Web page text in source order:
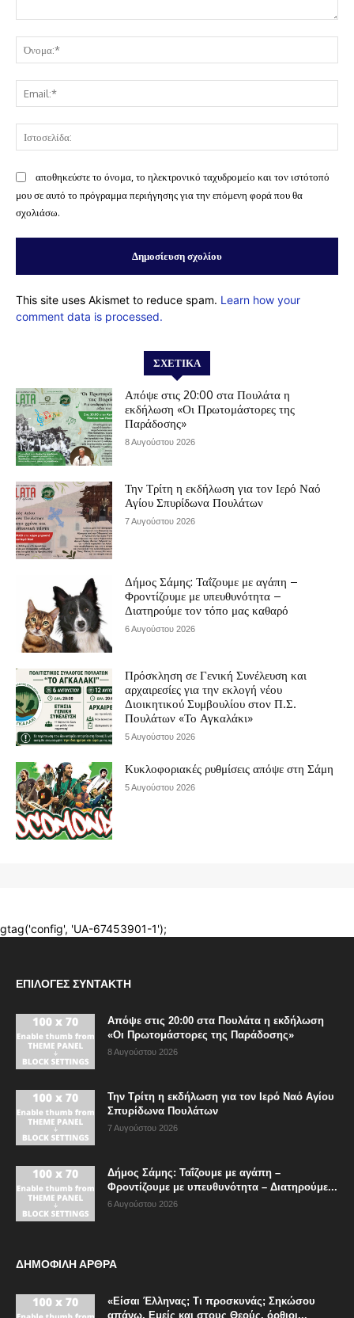
ΕΠΙΛΟΓΈΣ ΣΥΝΤΆΚΤΗ
Απόψε στις 20:00 στα Πουλάτα η εκδήλωση
«Οι Πρωτομάστορες της Παράδοσης»
8 Αυγούστου 2026
Την Τρίτη η εκδήλωση για τον Ιερό Ναό Αγίου
Σπυρίδωνα Πουλάτων
7 Αυγούστου 2026
Δήμος Σάμης: Ταΐζουμε με αγάπη –
Φροντίζουμε με υπευθυνότητα – Διατηρούμε...
6 Αυγούστου 2026
ΔΗΜΟΦΙΛΗ ΑΡΘΡΑ
«Είσαι Έλληνας; Τι προσκυνάς; Σηκώσου
απάνω. Εμείς και στους Θεούς, όρθιοι...